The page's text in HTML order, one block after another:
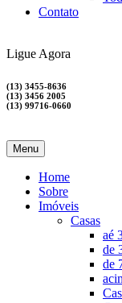
Contato
Ligue Agora
(13) 3455-8636
(13) 3456 2005
(13) 99716-0660
Menu
Home
Sobre
Imóveis
Casas
aé
de
de